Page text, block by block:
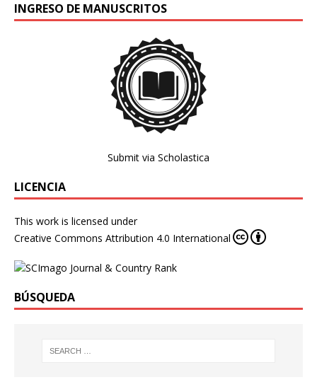
INGRESO DE MANUSCRITOS
Submit via Scholastica
LICENCIA
This work is licensed under
Creative Commons Attribution 4.0 International
BÚSQUEDA